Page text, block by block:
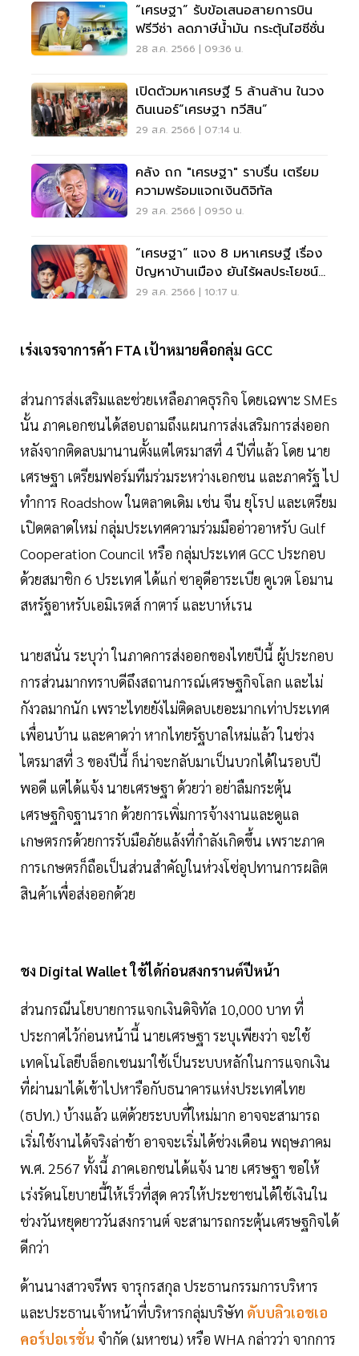
“เศรษฐา” รับข้อเสนอสายการบิน
ฟรีวีซ่า ลดภาษีน้ำมัน กระตุ้นไฮซีซั่น
28 ส.ค. 2566 | 09:36 น.
เปิดตัวมหาเศรษฐี 5 ล้านล้าน ในวง
ดินเนอร์“เศรษฐา ทวีสิน”
29 ส.ค. 2566 | 07:14 น.
คลัง ถก "เศรษฐา" ราบรื่น เตรียม
ความพร้อมแจกเงินดิจิทัล
29 ส.ค. 2566 | 09:50 น.
“เศรษฐา” แจง 8 มหาเศรษฐี เรื่อง
ปัญหาบ้านเมือง ยันไร้ผลประโยชน์
แอบแฝง
29 ส.ค. 2566 | 10:17 น.
เร่งเจรจาการค้า FTA เป้าหมายคือกลุ่ม GCC
ส่วนการส่งเสริมและช่วยเหลือภาคธุรกิจ โดยเฉพาะ SMEs
นั้น ภาคเอกชนได้สอบถามถึงแผนการส่งเสริมการส่งออก
หลังจากติดลบมานานตั้งแต่ไตรมาสที่ 4 ปีที่แล้ว โดย นาย
เศรษฐา เตรียมฟอร์มทีมร่วมระหว่างเอกชน และภาครัฐ ไป
ทำการ Roadshow ในตลาดเดิม เช่น จีน ยุโรป และเตรียม
เปิดตลาดใหม่ กลุ่มประเทศความร่วมมืออ่าวอาหรับ Gulf
Cooperation Council หรือ กลุ่มประเทศ GCC ประกอบ
ด้วยสมาชิก 6 ประเทศ ได้แก่ ซาอุดีอาระเบีย คูเวต โอมาน
สหรัฐอาหรับเอมิเรตส์ กาตาร์ และบาห์เรน
นายสนั่น ระบุว่า ในภาคการส่งออกของไทยปีนี้ ผู้ประกอบ
การส่วนมากทราบดีถึงสถานการณ์เศรษฐกิจโลก และไม่
กังวลมากนัก เพราะไทยยังไม่ติดลบเยอะมากเท่าประเทศ
เพื่อนบ้าน และคาดว่า หากไทยรัฐบาลใหม่แล้ว ในช่วง
ไตรมาสที่ 3 ของปีนี้ ก็น่าจะกลับมาเป็นบวกได้ในรอบปี
พอดี แต่ได้แจ้ง นายเศรษฐา ด้วยว่า อย่าลืมกระตุ้น
เศรษฐกิจฐานราก ด้วยการเพิ่มการจ้างงานและดูแล
เกษตรกรด้วยการรับมือภัยแล้งที่กำลังเกิดขึ้น เพราะภาค
การเกษตรก็ถือเป็นส่วนสำคัญในห่วงโซ่อุปทานการผลิต
สินค้าเพื่อส่งออกด้วย
ชง Digital Wallet ใช้ได้ก่อนสงกรานต์ปีหน้า
ส่วนกรณีนโยบายการแจกเงินดิจิทัล 10,000 บาท ที่
ประกาศไว้ก่อนหน้านี้ นายเศรษฐา ระบุเพียงว่า จะใช้
เทคโนโลยีบล็อกเชนมาใช้เป็นระบบหลักในการแจกเงิน
ที่ผ่านมาได้เข้าไปหารือกับธนาคารแห่งประเทศไทย
(ธปท.) บ้างแล้ว แต่ด้วยระบบที่ใหม่มาก อาจจะสามารถ
เริ่มใช้งานได้จริงล่าช้า อาจจะเริ่มได้ช่วงเดือน พฤษภาคม
พ.ศ. 2567 ทั้งนี้ ภาคเอกชนได้แจ้ง นาย เศรษฐา ขอให้
เร่งรัดนโยบายนี้ให้เร็วที่สุด ควรให้ประชาชนได้ใช้เงินใน
ช่วงวันหยุดยาววันสงกรานต์ จะสามารถกระตุ้นเศรษฐกิจได้
ดีกว่า
ด้านนางสาวจรีพร จารุกรสกุล ประธานกรรมการบริหาร
และประธานเจ้าหน้าที่บริหารกลุ่มบริษัท ดับบลิวเอชเอ
คอร์ปอเรชั่น จำกัด (มหาชน) หรือ WHA กล่าวว่า จากการ